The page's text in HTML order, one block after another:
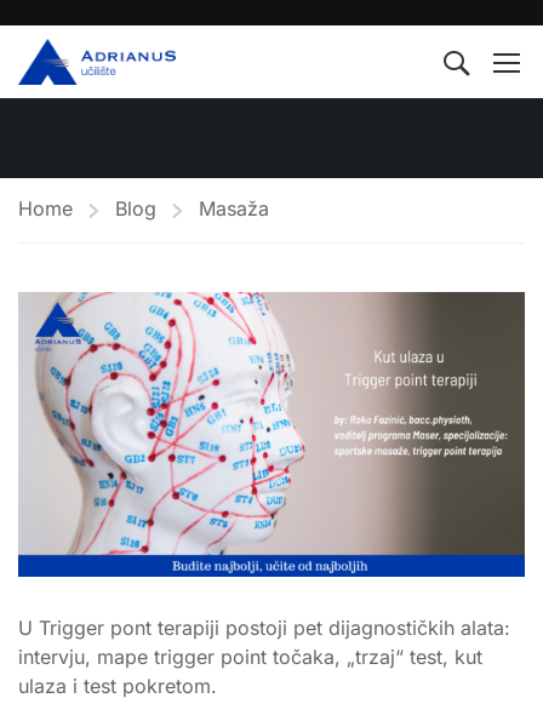
Home Blog Masaža
U Trigger pont terapiji postoji pet dijagnostičkih alata:
intervju, mape trigger point točaka, „trzaj“ test, kut
ulaza i test pokretom.